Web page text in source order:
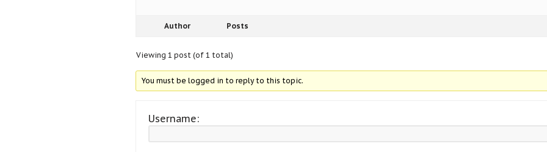
Author Posts
Viewing 1 post (of 1 total)
You must be logged in to reply to this topic.
Username: